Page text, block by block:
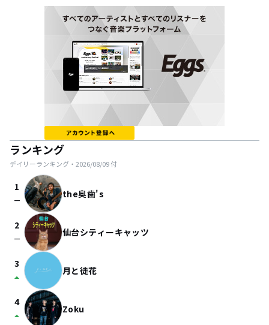
ランキング
デイリーランキング・ 2026/08/09付
1
check_indeterminate_small the奥歯's
2
check_indeterminate_small 仙台シティーキャッツ
3
arrow_drop_up 月と徒花
4
arrow_drop_up Zoku